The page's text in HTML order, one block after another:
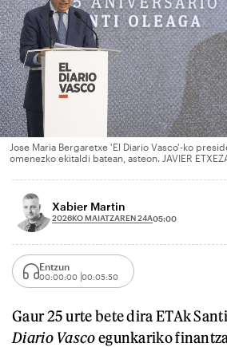
Jose Maria Bergaretxe 'El Diario Vasco'-ko
omenezko ekitaldi batean, asteon. JAVIER
Xabier Martin
2026KO MAIATZAREN 24A05:00
Entzun
00:00:00 00:05:50
Gaur 25 urte bete dira ETAk
Diario Vascoegunkariko